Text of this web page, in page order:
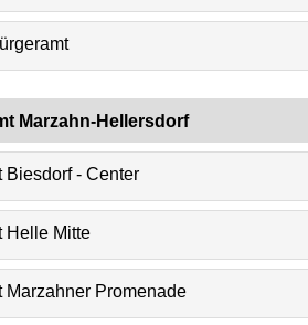
Marzahn-Hellersdorf
Biesdorf - Center
Helle Mitte
Marzahner Promenade